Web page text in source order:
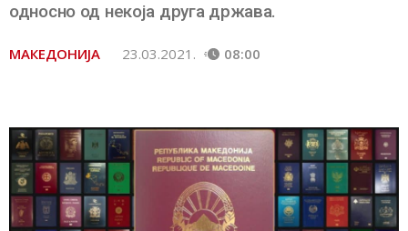
односно од некоја друга држава.
МАКЕДОНИЈА 23.03.2021. 08:00